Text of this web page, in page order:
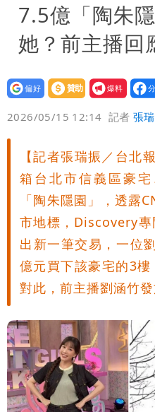
7.5億「陶朱
她？前主播回
設為
贊助
我要
爆料
2026/05/15 12:14 記者張
【記者張瑞振／台北
箱台北市信義區豪
「陶朱隱園」，透露
市地標，Discovery
出新一筆交易，一位
億元買下該豪宅的3樓
對此，前主播劉涵竹發